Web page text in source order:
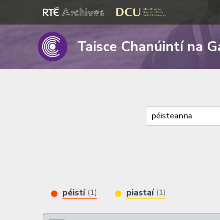
Taisce Chanúintí na
péistí (1) piastaí (1)